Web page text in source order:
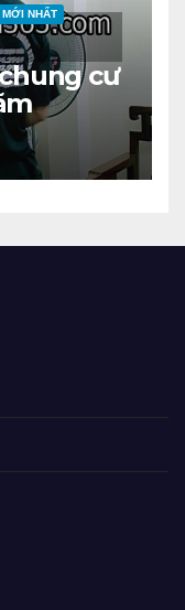
NHẤT
cư